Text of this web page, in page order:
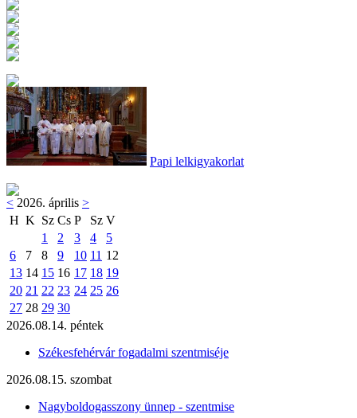
Papi lelkigyakorlat
< 2026. április >
H K Sz Cs P Sz V
1
2 3 4
5
6
7 8 9 10 11 12
13 14 15 16 17 18 19
20 21 22 23 24 25 26
27 28 29 30
2026.08.14. péntek
Székesfehérvár fogadalmi szentmiséje
2026.08.15. szombat
Nagyboldogasszony ünnep - szentmise